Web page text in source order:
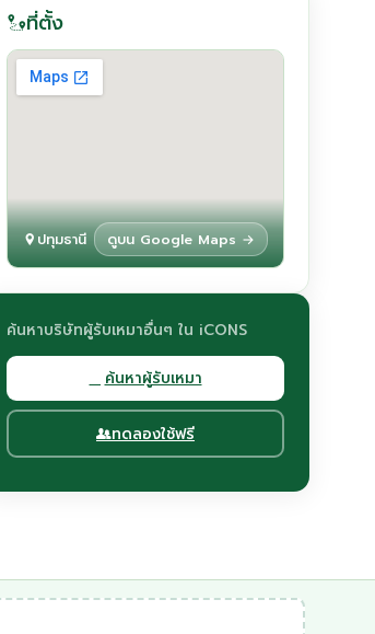
ที่ตั้ง
ปทุมธานี ดูบน Google Maps →
ค้นหาบริษัทผู้รับเหมาอื่นๆ ใน iCONS
ค้นหาผู้รับเหมา
ทดลองใช้ฟรี